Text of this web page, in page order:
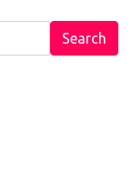
Search